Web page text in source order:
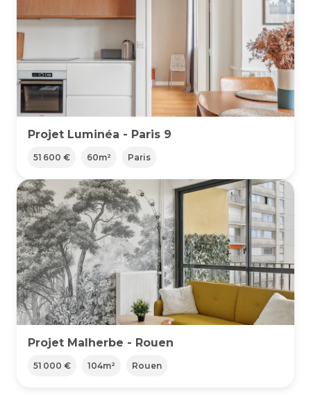
Projet Luminéa - Paris 9
51 600 € 60m² Paris
Projet Malherbe - Rouen
51 000 € 104m² Rouen